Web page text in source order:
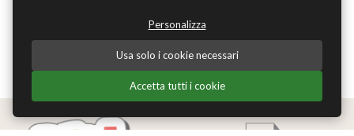
Personalizza
Usa solo i cookie necessari
Accetta tutti i cookie